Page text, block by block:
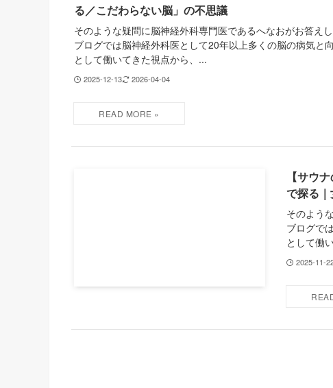
る／こだわらない脳」の不思議
そのような疑問に脳神経外科専門医であるへなおがお答え
ブログでは脳神経外科医として20年以上多くの脳の病気と
として働いてきた視点から、...
2025-12-13 2026-04-04
【サウ
で探る
そのよう
ブログで
として働
2025-11-